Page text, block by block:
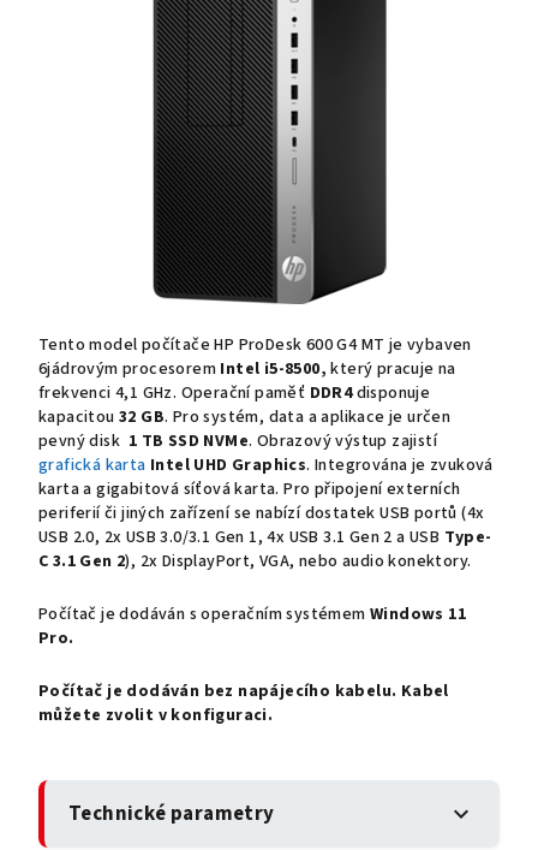
Tento model počítače HP ProDesk 600 G4 MT je vybaven
6jádrovým procesorem Intel i5-8500,který pracuje na
frekvenci 4,1 GHz. Operační paměť DDR4disponuje
kapacitou 32 GB. Pro systém, data a aplikace je určen
pevný disk 1 TB SSD NVMe. Obrazový výstup zajistí
grafická karta Intel UHD Graphics. Integrována je zvuková
karta a gigabitová síťová karta. Pro připojení externích
periferií či jiných zařízení se nabízí dostatek USB portů (4x
USB 2.0, 2x USB 3.0/3.1 Gen 1, 4x USB 3.1 Gen 2 a USB Type-
C 3.1 Gen 2), 2x DisplayPort, VGA, nebo audio konektory.
Počítač je dodáván s operačním systémem Windows 11
Pro.
Počítač je dodáván bez napájecího kabelu. Kabel
můžete zvolit v konfiguraci.
Technické parametry expand_more